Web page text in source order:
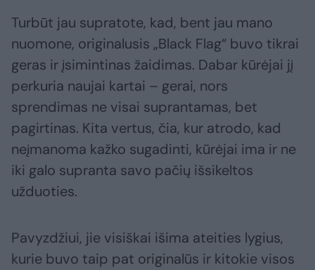
Turbūt jau supratote, kad, bent jau mano
nuomone, originalusis „Black Flag“ buvo tikrai
geras ir įsimintinas žaidimas. Dabar kūrėjai jį
perkuria naujai kartai – gerai, nors
sprendimas ne visai suprantamas, bet
pagirtinas. Kita vertus, čia, kur atrodo, kad
neįmanoma kažko sugadinti, kūrėjai ima ir ne
iki galo supranta savo pačių išsikeltos
užduoties.
Pavyzdžiui, jie visiškai išima ateities lygius,
kurie buvo taip pat originalūs ir kitokie visos